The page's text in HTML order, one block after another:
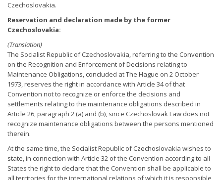
Czechoslovakia.
Reservation and declaration made by the former
Czechoslovakia:
(Translation)
The Socialist Republic of Czechoslovakia, referring to the Convention
on the Recognition and Enforcement of Decisions relating to
Maintenance Obligations, concluded at The Hague on 2 October
1973, reserves the right in accordance with Article 34 of that
Convention not to recognize or enforce the decisions and
settlements relating to the maintenance obligations described in
Article 26, paragraph 2 (a) and (b), since Czechoslovak Law does not
recognize maintenance obligations between the persons mentioned
therein.
At the same time, the Socialist Republic of Czechoslovakia wishes to
state, in connection with Article 32 of the Convention according to all
States the right to declare that the Convention shall be applicable to
all territories for the international relations of which it is responsible,